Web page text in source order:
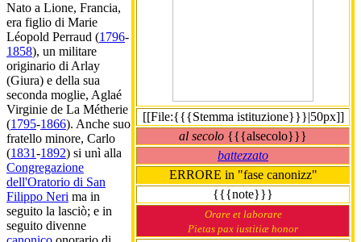
[[File:{{{Stemma istituzione}}}|50px]]
al secolo {{{alsecolo}}}
battezzato
ERRORE in "fase canonizz"
{{{note}}}
Orare et laborare
Pietas pax iustitiæ honor
Nato a Lione, Francia,
era figlio di Marie
Léopold Perraud (1796-
1858), un militare
originario di Arlay
(Giura) e della sua
seconda moglie, Aglaé
Virginie de La Métherie
(1795-1866). Anche suo
fratello minore, Carlo
(1831-1892) si unì alla
Congregazione
dell'Oratorio di San
Filippo Neri ma in
seguito la lasciò; e in
seguito divenne